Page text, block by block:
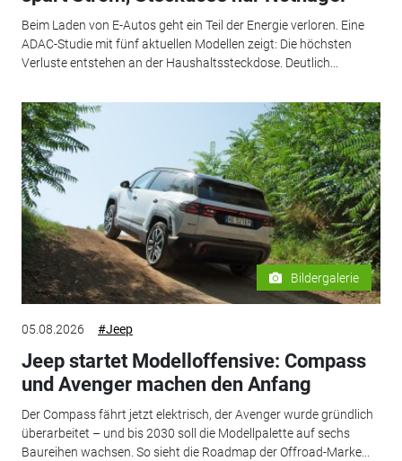
Beim Laden von E-Autos geht ein Teil der Energie verloren. Eine
ADAC-Studie mit fünf aktuellen Modellen zeigt: Die höchsten
Verluste entstehen an der Haushaltssteckdose. Deutlich...
Bildergalerie
05.08.2026 #Jeep
Jeep startet Modelloffensive: Compass
und Avenger machen den Anfang
Der Compass fährt jetzt elektrisch, der Avenger wurde gründlich
überarbeitet – und bis 2030 soll die Modellpalette auf sechs
Baureihen wachsen. So sieht die Roadmap der Offroad-Marke...